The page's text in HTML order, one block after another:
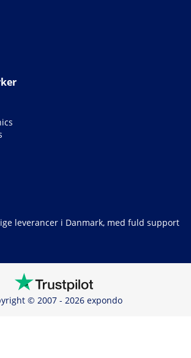
leverancer i Danmark, med fuld support
© 2007 - 2026 expondo